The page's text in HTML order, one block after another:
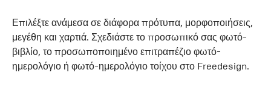
Επιλέξτε ανάμεσα σε διάφορα πρότυπα, μορφοποιήσεις,
μεγέθη και χαρτιά. Σχεδιάστε το προσωπικό σας φωτό-
βιβλίο, το προσωποποιημένο επιτραπέζιο φωτό-
ημερολόγιο ή φωτό-ημερολόγιο τοίχου στο Freedesign.